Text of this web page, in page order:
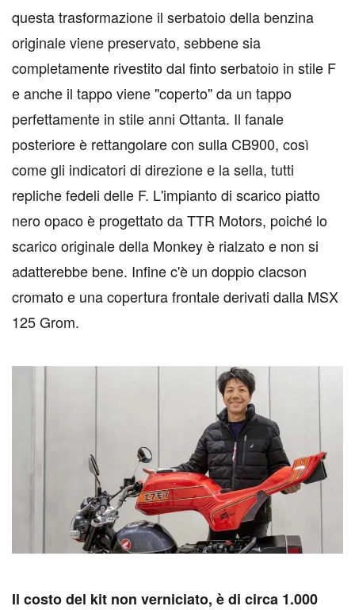
questa trasformazione il serbatoio della benzina
originale viene preservato, sebbene sia
completamente rivestito dal finto serbatoio in stile F
e anche il tappo viene "coperto" da un tappo
perfettamente in stile anni Ottanta. Il fanale
posteriore è rettangolare con sulla CB900, così
come gli indicatori di direzione e la sella, tutti
repliche fedeli delle F. L'impianto di scarico piatto
nero opaco è progettato da TTR Motors, poiché lo
scarico originale della Monkey è rialzato e non si
adatterebbe bene. Infine c'è un doppio clacson
cromato e una copertura frontale derivati dalla MSX
125 Grom.
Il costo del kit non verniciato, è di circa 1.000